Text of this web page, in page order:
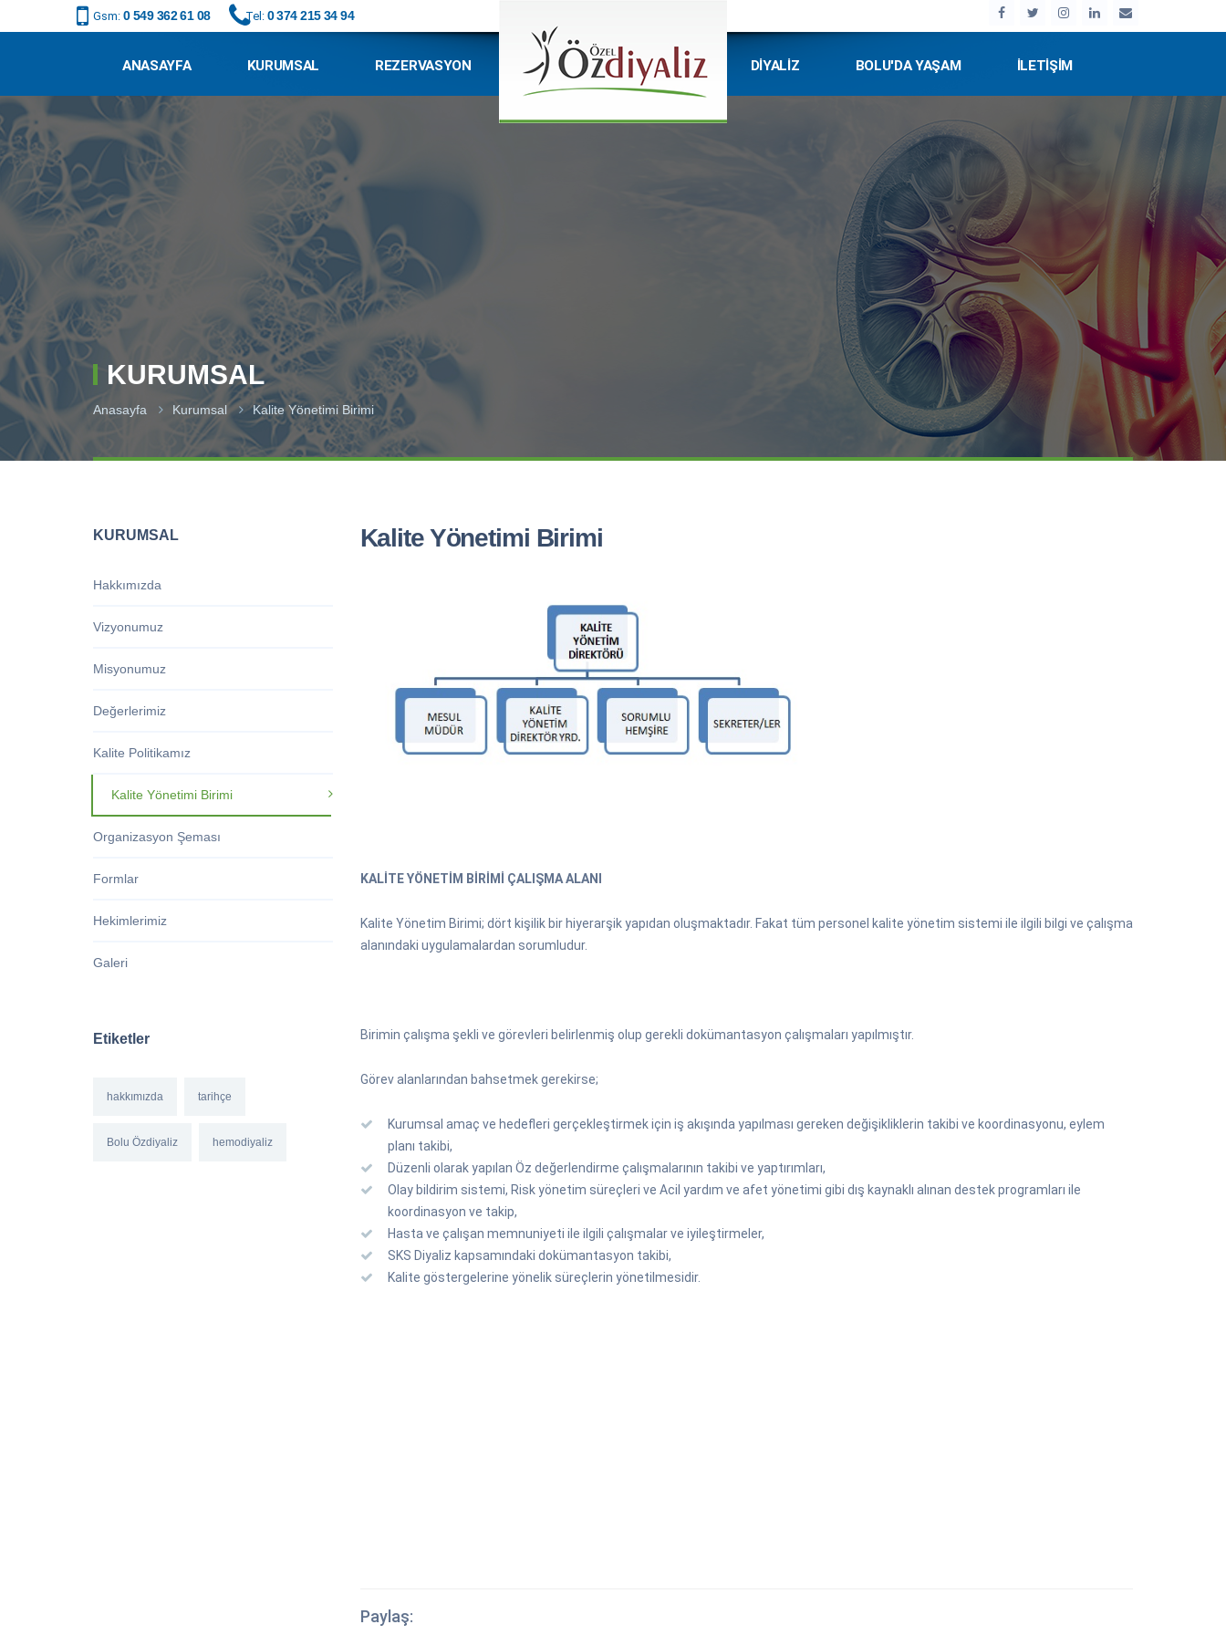
Gsm: 0 549 362 61 08 Tel: 0 374 215 34 94
ANASAYFA KURUMSAL REZERVASYON DİYALİZ BOLU'DA YAŞAM İLETİŞİM
KURUMSAL
Anasayfa Kurumsal Kalite Yönetimi Birimi
Kalite Yönetimi Birimi
KALİTE YÖNETİM BİRİMİ ÇALIŞMA ALANI
Kalite Yönetim Birimi; dört kişilik bir hiyerarşik yapıdan oluşmaktadır. Fakat tüm personel kalite yönetim sistemi ile ilgili bilgi ve çalışma
alanındaki uygulamalardan sorumludur.
Birimin çalışma şekli ve görevleri belirlenmiş olup gerekli dokümantasyon çalışmaları yapılmıştır.
Görev alanlarından bahsetmek gerekirse;
Kurumsal amaç ve hedefleri gerçekleştirmek için iş akışında yapılması gereken değişikliklerin takibi ve koordinasyonu, eylem
planı takibi,
Düzenli olarak yapılan Öz değerlendirme çalışmalarının takibi ve yaptırımları,
Olay bildirim sistemi, Risk yönetim süreçleri ve Acil yardım ve afet yönetimi gibi dış kaynaklı alınan destek programları ile
koordinasyon ve takip,
Hasta ve çalışan memnuniyeti ile ilgili çalışmalar ve iyileştirmeler,
SKS Diyaliz kapsamındaki dokümantasyon takibi,
Kalite göstergelerine yönelik süreçlerin yönetilmesidir.
Paylaş:
KURUMSAL
Hakkımızda
Vizyonumuz
Misyonumuz
Değerlerimiz
Kalite Politikamız
Kalite Yönetimi Birimi
Organizasyon Şeması
Formlar
Hekimlerimiz
Galeri
Etiketler
hakkımızda tarihçe
Bolu Özdiyaliz hemodiyaliz